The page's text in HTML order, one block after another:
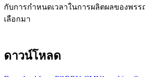
กับการกำหนดเวลาในการผลิตผลของพร
เลือกมา
ดาวน์โหลด